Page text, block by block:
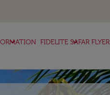
keyboard_arrow_down FIDELITE SAFAR FLYER
keyboard_arrow_down